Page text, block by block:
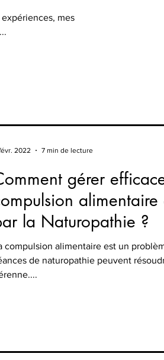
mes
gérer
la Naturopathie ?
compulsion alimentaire est un
de naturopathie peuvent
2022 7 min de lecture